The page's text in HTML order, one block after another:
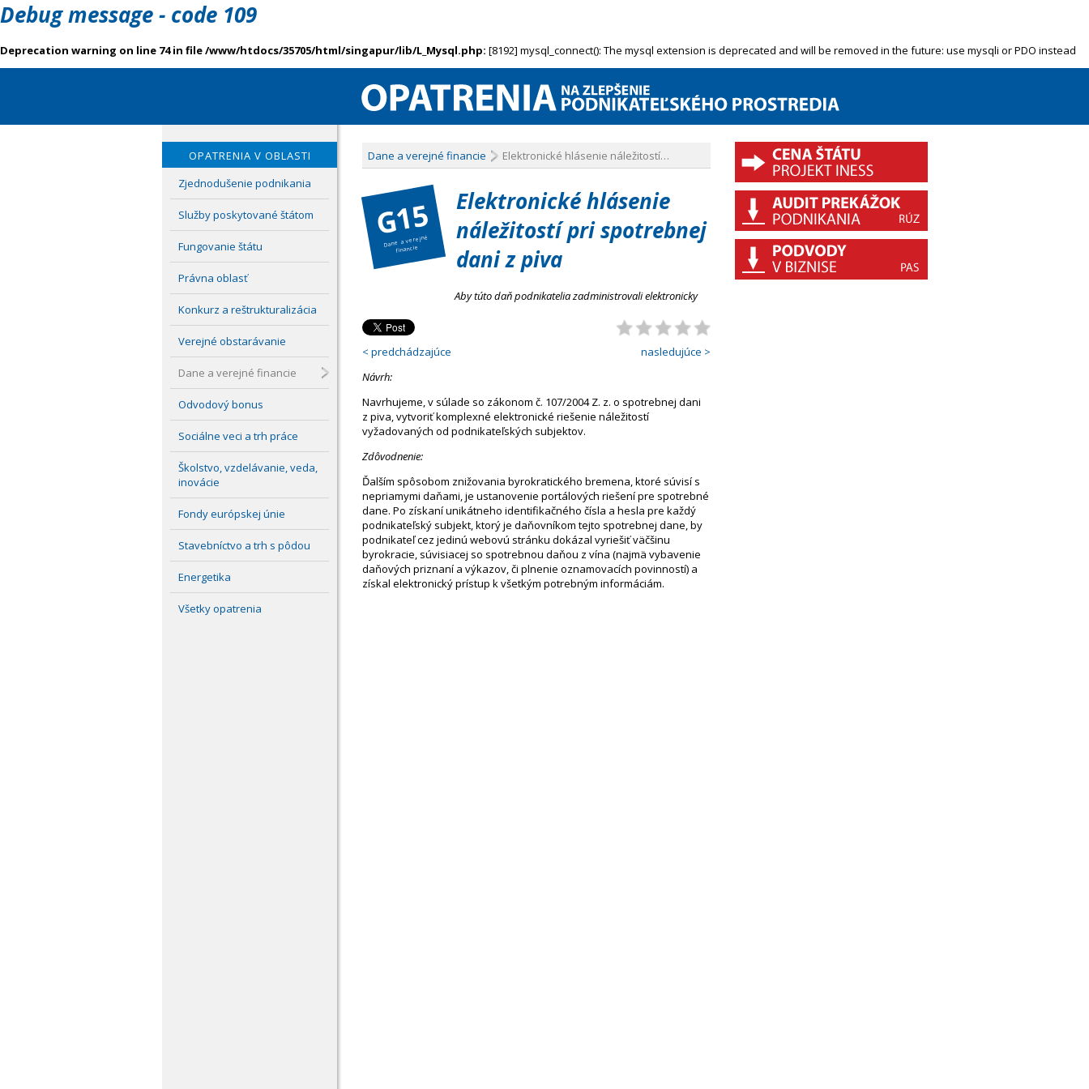
Debug message - code 109
Deprecation warning on line 74 in file /www/htdocs/35705/html/singapur/lib/L_Mysql.php: [8192] mysql_connect(): The mysql extension is deprecated and will be removed in the future: use mysqli or PDO instead
OPATRENIA V OBLASTI
Zjednodušenie podnikania
Služby poskytované štátom
Fungovanie štátu
Právna oblasť
Konkurz a reštrukturalizácia
Verejné obstarávanie
Dane a verejné financie
Odvodový bonus
Sociálne veci a trh práce
Školstvo, vzdelávanie, veda,
inovácie
Fondy európskej únie
Stavebníctvo a trh s pôdou
Energetika
Všetky opatrenia
Dane a verejné financie Elektronické hlásenie náležitostí…
G15
Dane a verejné
financie
Elektronické hlásenie
náležitostí pri spotrebnej
dani z piva
Aby túto daň podnikatelia zadministrovali elektronicky
< predchádzajúce
nasledujúce >
Návrh:
Navrhujeme, v súlade so zákonom č. 107/2004 Z. z. o spotrebnej dani
z piva, vytvoriť komplexné elektronické riešenie náležitostí
vyžadovaných od podnikateľských subjektov.
Zdôvodnenie:
Ďalším spôsobom znižovania byrokratického bremena, ktoré súvisí s
nepriamymi daňami, je ustanovenie portálových riešení pre spotrebné
dane. Po získaní unikátneho identifikačného čísla a hesla pre každý
podnikateľský subjekt, ktorý je daňovníkom tejto spotrebnej dane, by
podnikateľ cez jedinú webovú stránku dokázal vyriešiť väčšinu
byrokracie, súvisiacej so spotrebnou daňou z vína (najmä vybavenie
daňových priznaní a výkazov, či plnenie oznamovacích povinností) a
získal elektronický prístup k všetkým potrebným informáciám.